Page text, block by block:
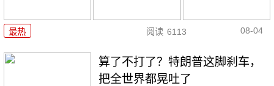
最热 阅读 6113 08-04
算了不打了？特朗普这脚刹车，
把全世界都晃吐了